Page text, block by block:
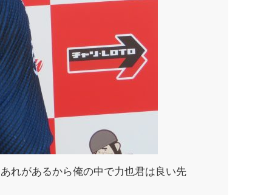
れがあるから俺の中で力也君は良い先